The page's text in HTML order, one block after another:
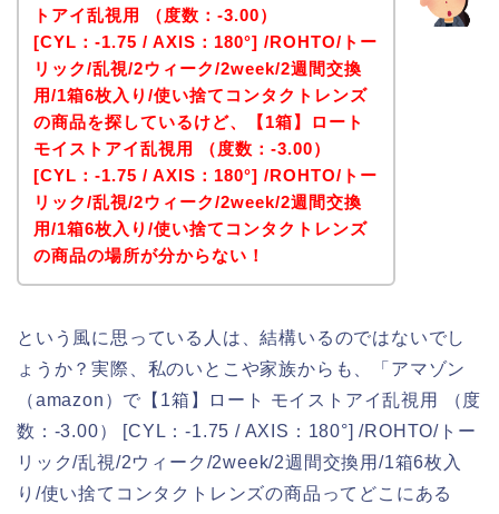
トアイ乱視用 （度数：-3.00）
[CYL：-1.75 / AXIS：180°] /ROHTO/トー
リック/乱視/2ウィーク/2week/2週間交換
用/1箱6枚入り/使い捨てコンタクトレンズ
の商品を探しているけど、【1箱】ロート
モイストアイ乱視用 （度数：-3.00）
[CYL：-1.75 / AXIS：180°] /ROHTO/トー
リック/乱視/2ウィーク/2week/2週間交換
用/1箱6枚入り/使い捨てコンタクトレンズ
の商品の場所が分からない！
という風に思っている人は、結構いるのではないでし
ょうか？実際、私のいとこや家族からも、「アマゾン
（amazon）で【1箱】ロート モイストアイ乱視用 （度
数：-3.00） [CYL：-1.75 / AXIS：180°] /ROHTO/トー
リック/乱視/2ウィーク/2week/2週間交換用/1箱6枚入
り/使い捨てコンタクトレンズの商品ってどこにある